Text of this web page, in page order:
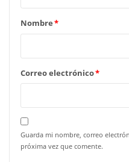
Nombre*
Correo electrónico*
Guarda mi nombre, correo
próxima vez que comente.